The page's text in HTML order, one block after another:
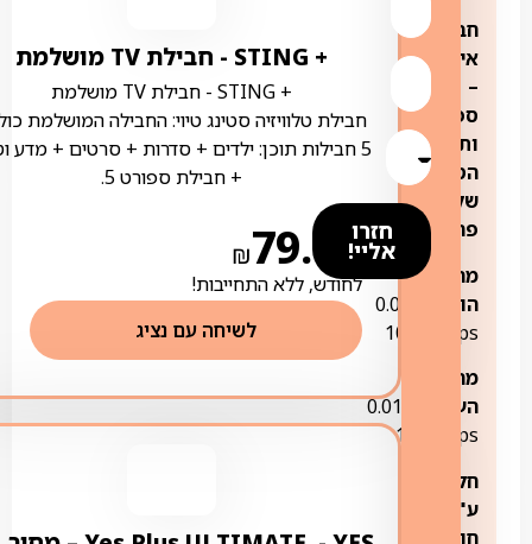
חבילת
אינטרנט
–
ספק
ותשתית
הסיבים
של
פרטנר
מהירות
הורדה:
0.01-
1000Mbps
מהירות
העלאה:
0.01-
100Mbps
חלוקה
ע"פ
חודשים:
חזרו
אליי!
+ STING ‏- ‏חבילת TV מושלמת
+ STING ‏- ‏חבילת TV מושלמת
חבילת טלוויזיה סטינג טיוי: החבילה המושלמת
5 חבילות תוכן: ילדים + סדרות + סרטים + מדע
+ חבילת ספורט 5.
₪79.00
לחודש, ללא התחייבות!
לשיחה עם נציג